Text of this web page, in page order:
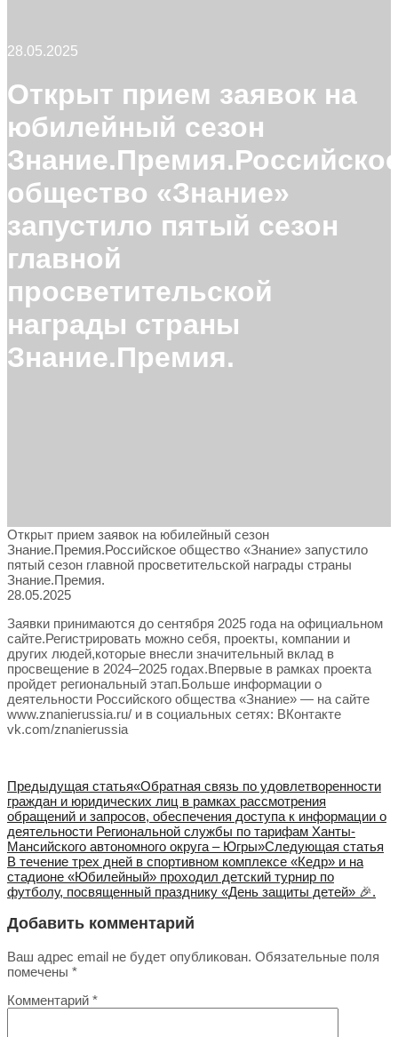
28.05.2025
Открыт прием заявок на
юбилейный сезон
общество «Знание»
запустило пятый сезон
главной
просветительской
награды страны
Знание.Премия.
Открыт прием заявок на юбилейный сезон
Знание.Премия.Российское общество «Знание» запустило
пятый сезон главной просветительской награды страны
Знание.Премия.
28.05.2025
Заявки принимаются до сентября 2025 года на официальном
сайте.Регистрировать можно себя, проекты, компании и
других людей,которые внесли значительный вклад в
просвещение в 2024–2025 годах.Впервые в рамках проекта
пройдет региональный этап.Больше информации о
деятельности Российского общества «Знание» — на сайте
www.znanierussia.ru/ и в социальных сетях: ВКонтакте
vk.com/znanierussia
Предыдущая статья«Обратная связь по удовлетворенности
граждан и юридических лиц в рамках рассмотрения
обращений и запросов, обеспечения доступа к информации о
деятельности Региональной службы по тарифам Ханты-
Мансийского автономного округа – Югры»Следующая статья
В течение трех дней в спортивном комплексе «Кедр» и на
стадионе «Юбилейный» проходил детский турнир по
футболу, посвященный празднику «День защиты детей» 🎉.
Добавить комментарий
Ваш адрес email не будет опубликован. Обязательные поля
помечены *
Комментарий *